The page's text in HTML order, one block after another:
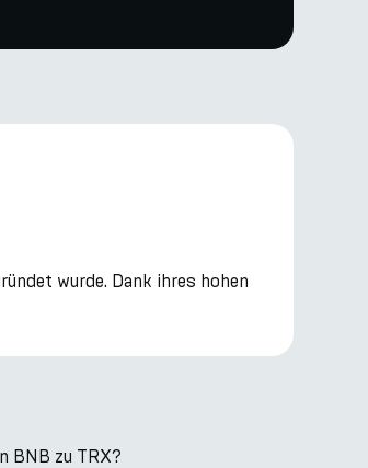
wurde. Dank ihres hohen
BNB zu TRX?